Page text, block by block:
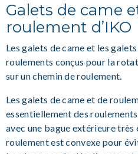
Galets de came
roulement d’IKO
Les galets de came et les
roulements conçus pour la
sur un chemin de roulement.
Les galets de came et de
essentiellement des
avec une bague extérieure très
roulement est convexe pour